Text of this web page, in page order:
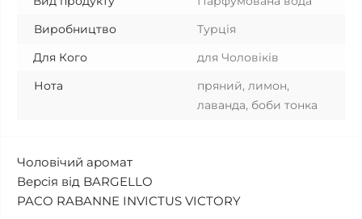
Виробництво
Турція
Для Кого
для Чоловіків
Нота
пряний, лимон,
лаванда, боби тонка
Чоловічий аромат
Версія від BARGELLO
PACO RABANNE INVICTUS VICTORY